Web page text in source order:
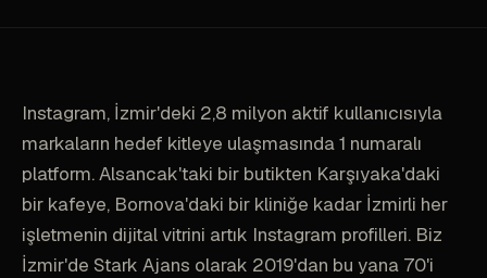
Instagram, İzmir'deki 2,8 milyon aktif kullanıcısıyla
markaların hedef kitleye ulaşmasında 1 numaralı
platform. Alsancak'taki bir butikten Karşıyaka'daki
bir kafeye, Bornova'daki bir kliniğe kadar İzmirli her
işletmenin dijital vitrini artık Instagram profilleri. Biz
İzmir'de Stark Ajans olarak 2019'dan bu yana 70'i